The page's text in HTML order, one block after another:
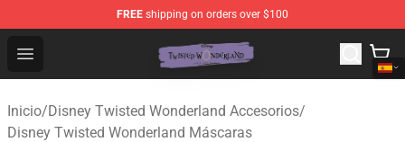
FREE shipping on orders over $100
Open menu
Twisted Wonderland Store - Official Twisted
Inicio/Disney Twisted Wonderland Accesorios/
Disney Twisted Wonderland Máscaras